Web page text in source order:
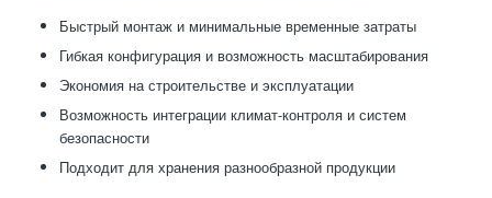
Быстрый монтаж и минимальные временные затраты
Гибкая конфигурация и возможность масштабирования
Экономия на строительстве и эксплуатации
Возможность интеграции климат-контроля и систем
безопасности
Подходит для хранения разнообразной продукции